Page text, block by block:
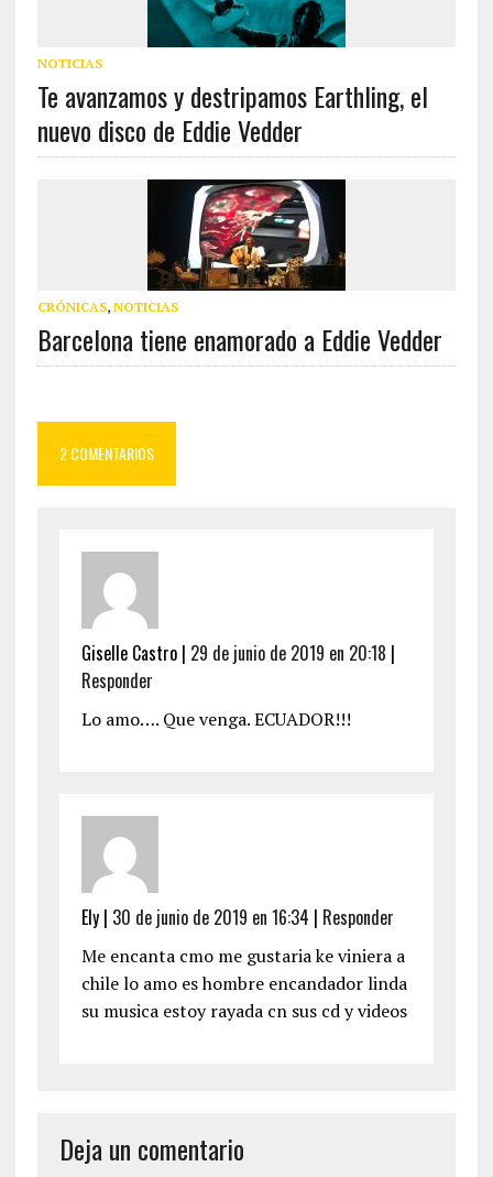
NOTICIAS
Te avanzamos y destripamos Earthling, el
nuevo disco de Eddie Vedder
CRÓNICAS, NOTICIAS
Barcelona tiene enamorado a Eddie Vedder
2 COMENTARIOS
Giselle Castro| 29 de junio de 2019 en 20:18 |
Responder
Lo amo…. Que venga. ECUADOR!!!
Ely| 30 de junio de 2019 en 16:34 | Responder
Me encanta cmo me gustaria ke viniera a
chile lo amo es hombre encandador linda
su musica estoy rayada cn sus cd y videos
Deja un comentario